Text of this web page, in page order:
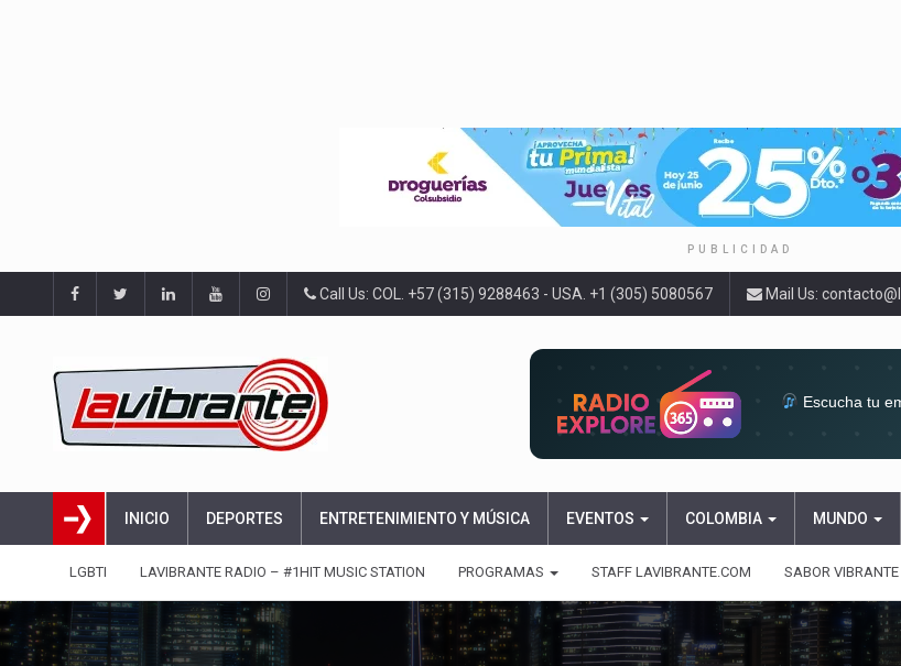
PUBLICIDAD
Call Us: COL. +57 (315) 9288463 - USA. +1 (305) 5080567 Mail Us:
Escucha tu
INICIO DEPORTES ENTRETENIMIENTO Y MÚSICA EVENTOS COLOMBIA MUNDO
LGBTI LAVIBRANTE RADIO – #1HIT MUSIC STATION PROGRAMAS STAFF LAVIBRANTE.COM SABOR VIBRANTE